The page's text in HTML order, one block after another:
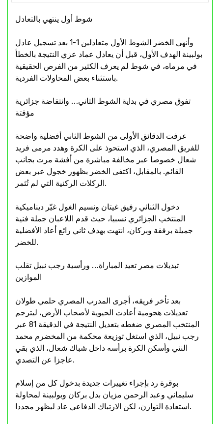
شوط أول ينتهي بالتعادل
وأنهى الخضر الشوط الأول متعادلين 1-1 بعد تسجيل عادل
بولبينة الهدف الأول، قبل أن يعادل عماد عزي النتيجة بالخطأ
في مرماه، في شوط لم يعرف الكثير من الفرص الحقيقية
باستثناء بعض المحاولات الفردية.
تفوق مصري في بداية الشوط الثاني… وانتفاضة جزائرية
مؤقتة
عرفت الدقائق الأولى من الشوط الثاني أفضلية واضحة
للفريق المصري، الذي استحوذ على الكرة وهدد مرمى فريد
شعال خصوصا عبر مخالفة مباشرة من أفشة مرت بجانب
القائم. بالمقابل، اكتفى الخضر بظهور خجول عبر بعض
الركلات الركنية التي لم تُثمر.
دخول الثنائي رفيق غيتان ونسيم الغول غيّر ديناميكية
المنتخب الجزائري نسبيا، حيث قدم اللاعبان جملة فنية
جميلة برفقة وبركان، انتهت بهدف ثاني رائع أعاد الأفضلية
للخضر.
تبديلات مصر تعيد المباراة… ورأسية رجب نبيل تقلب
الموازين
بعد تأخر فريقه، أجرى المدرب المصري حلمي طولان
تعديلات هجومية أعادت الحيوية لأصحاب الأرض، ليترجم
المنتخب المصري ضغطه بتعديل النتيجة في الدقيقة 81 عبر
رجب نبيل، الذي استغل توزيعة محكمة من المخضرم محمد
النني وأسكن الكرة برأسه داخل شباك شعال، الذي بقي
عاجزا عن التصدي.
بوقرة رد بإجراء تغييرات جديدة بدخول كل من إسلام
سليماني وعبد الرحمن مزيان بدل بركان وبولبينة لمحاولة
استعادة التوازن، لكن الارتباك الدفاعي عاد ليظهر مجددا.